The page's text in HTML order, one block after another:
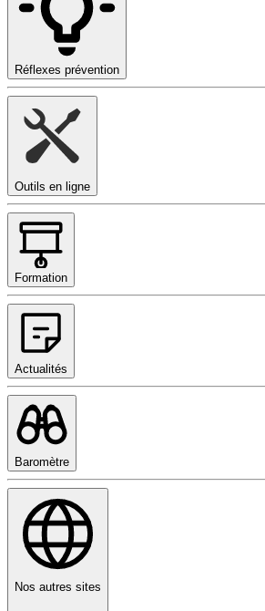
Réflexes prévention
Outils en ligne
Formation
Actualités
Baromètre
Nos autres sites